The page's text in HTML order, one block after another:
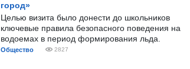
город»
Целью визита было донести до школьников
ключевые правила безопасного поведения на
водоемах в период формирования льда.
Общество 2827